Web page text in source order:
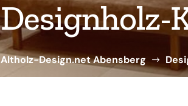
Designholz-
Altholz-Design.net Abensberg $